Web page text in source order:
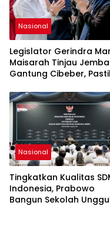
Nasional
Legislator Gerindra
Maisarah Tinjau
Gantung Cibeber,
Nasional
Tingkatkan Kualitas
Indonesia, Prabowo
Bangun Sekolah